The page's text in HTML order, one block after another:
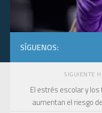
SÍGUENOS:
SIGUIENTE
El estrés escolar y
aumentan el riesgo